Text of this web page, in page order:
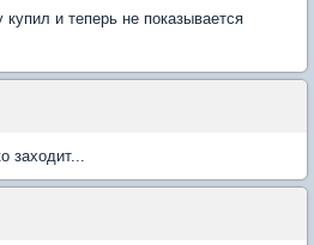
и теперь не показывается
заходит...